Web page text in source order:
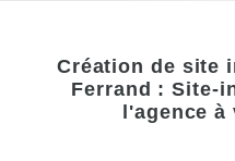
Création de site
Ferrand : Site-
l'agence